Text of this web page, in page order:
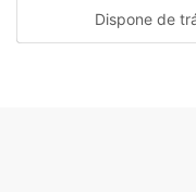
Dispone de